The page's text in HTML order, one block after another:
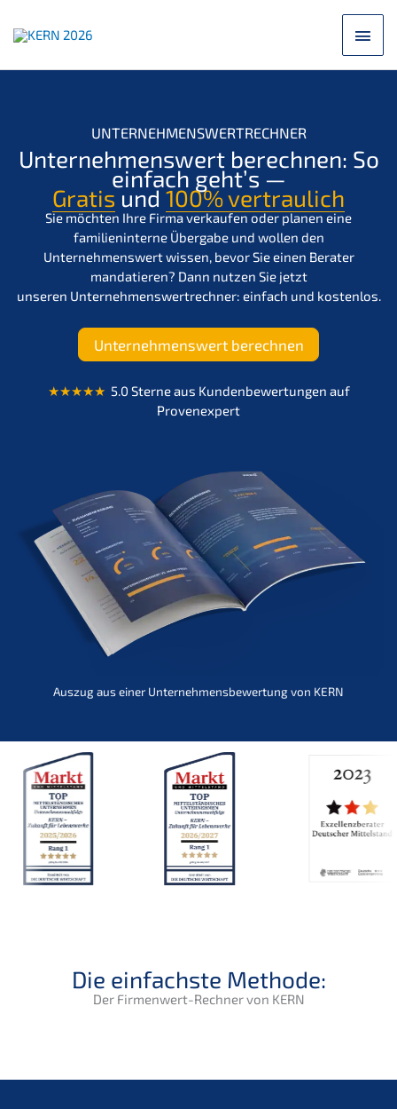
Inhalt
springen
UNTERNEHMENSWERTRECHNER
Unternehmenswert berechnen: So
einfach geht’s —
Gratis und 100% vertraulich
Sie möchten Ihre Firma verkaufen oder planen eine
familieninterne Übergabe und wollen den
Unternehmenswert wissen, bevor Sie einen Berater
mandatieren? Dann nutzen Sie jetzt
unseren Unternehmenswertrechner: einfach und kostenlos.
Unternehmenswert berechnen
★★★★★ 5.0 Sterne aus Kundenbewertungen auf
Provenexpert
Auszug aus einer Unternehmensbewertung von KERN
Die einfachste Methode:
Der Firmenwert-Rechner von KERN